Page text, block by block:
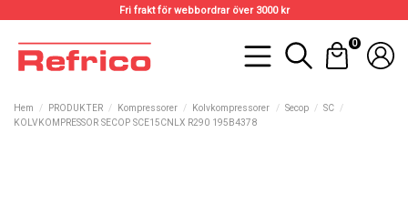
Fri frakt för webbordrar över 3000 kr
0
Hem PRODUKTER Kompressorer Kolvkompressorer Secop
SC
KOLVKOMPRESSOR SECOP SCE15CNLX R290 195B4378